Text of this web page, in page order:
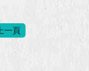
一頁